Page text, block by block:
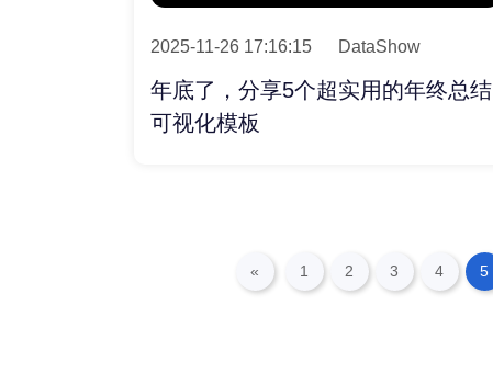
2025-11-26 17:16:15 DataShow
年底了，分享5个超实用的年终总结
可视化模板
« 1 2 3 4 5